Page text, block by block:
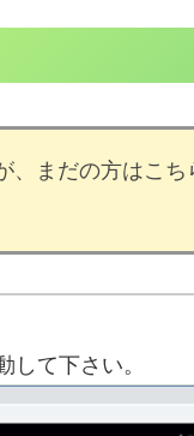
、まだの方はこち
して下さい。